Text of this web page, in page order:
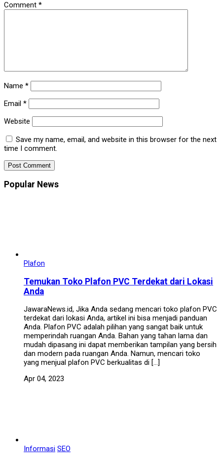
Comment *
Name *
Email *
Website
Save my name, email, and website in this browser for the next
time I comment.
Popular News
Plafon
Temukan Toko Plafon PVC Terdekat dari Lokasi
Anda
JawaraNews.id, Jika Anda sedang mencari toko plafon PVC
terdekat dari lokasi Anda, artikel ini bisa menjadi panduan
Anda. Plafon PVC adalah pilihan yang sangat baik untuk
memperindah ruangan Anda. Bahan yang tahan lama dan
mudah dipasang ini dapat memberikan tampilan yang bersih
dan modern pada ruangan Anda. Namun, mencari toko
yang menjual plafon PVC berkualitas di […]
Apr 04, 2023
Informasi SEO